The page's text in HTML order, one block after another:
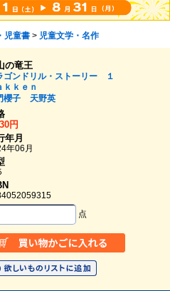
児童書> 児童文学・名作
の竜王
ゴンドリル・ストーリー １
ｋｋｅｎ
櫻子
天野英
円
年月
年06月
点